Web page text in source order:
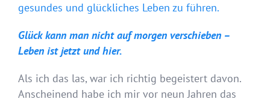
gesundes und glückliches Leben zu führen.
Glück kann man nicht auf morgen verschieben –
Leben ist jetzt und hier.
Als ich das las, war ich richtig begeistert davon.
Anscheinend habe ich mir vor neun Jahren das